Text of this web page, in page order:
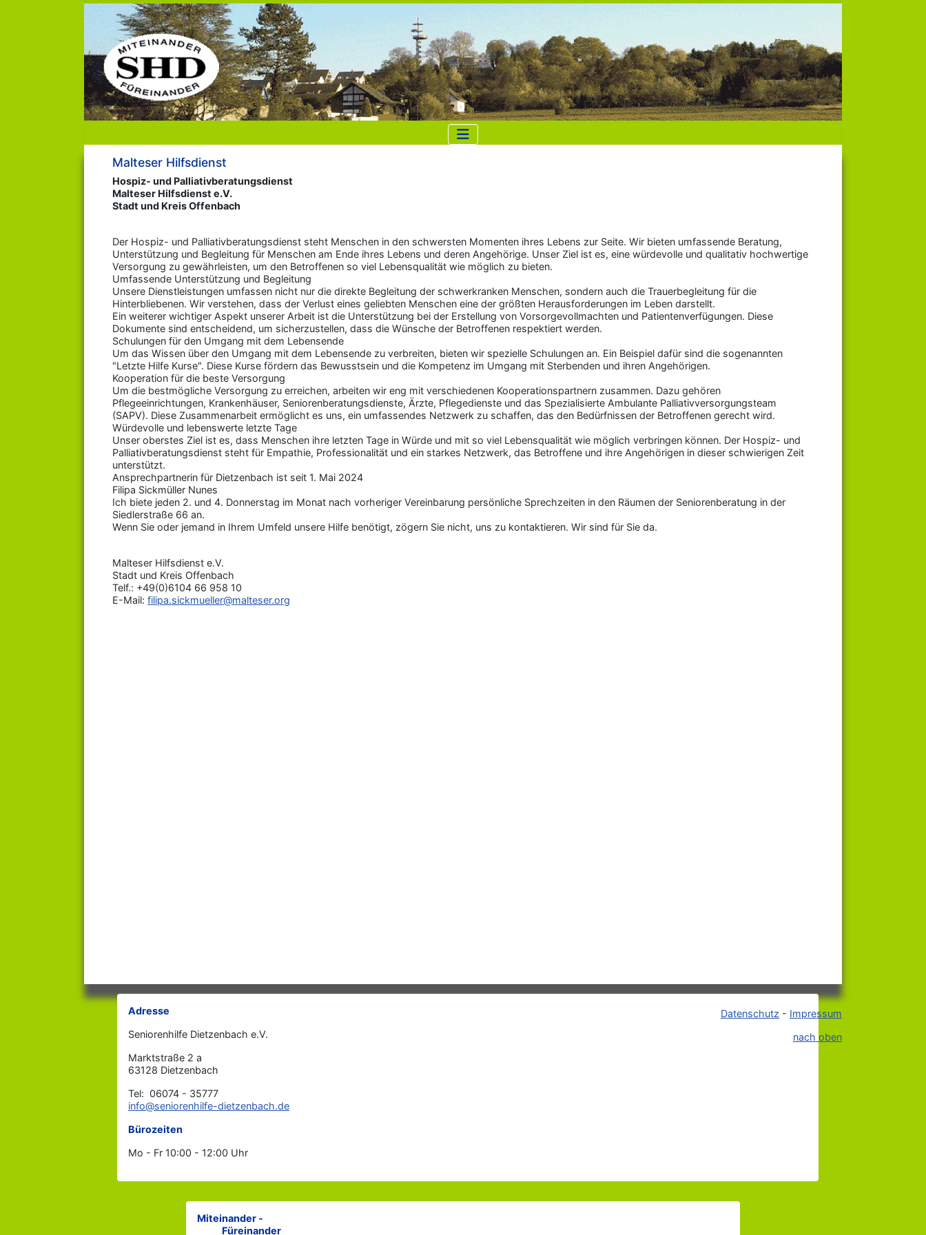
Miteinander -
Füreinander
Malteser Hilfsdienst
Hospiz- und Palliativberatungsdienst
Malteser Hilfsdienst e.V.
Stadt und Kreis Offenbach
Der Hospiz- und Palliativberatungsdienst steht Menschen in den schwersten Momenten ihres Lebens zur Seite. Wir bieten umfassende Beratung,
Unterstützung und Begleitung für Menschen am Ende ihres Lebens und deren Angehörige. Unser Ziel ist es, eine würdevolle und qualitativ hochwertige
Versorgung zu gewährleisten, um den Betroffenen so viel Lebensqualität wie möglich zu bieten.
Umfassende Unterstützung und Begleitung
Unsere Dienstleistungen umfassen nicht nur die direkte Begleitung der schwerkranken Menschen, sondern auch die Trauerbegleitung für die
Hinterbliebenen. Wir verstehen, dass der Verlust eines geliebten Menschen eine der größten Herausforderungen im Leben darstellt.
Ein weiterer wichtiger Aspekt unserer Arbeit ist die Unterstützung bei der Erstellung von Vorsorgevollmachten und Patientenverfügungen. Diese
Dokumente sind entscheidend, um sicherzustellen, dass die Wünsche der Betroffenen respektiert werden.
Schulungen für den Umgang mit dem Lebensende
Um das Wissen über den Umgang mit dem Lebensende zu verbreiten, bieten wir spezielle Schulungen an. Ein Beispiel dafür sind die sogenannten
"Letzte Hilfe Kurse". Diese Kurse fördern das Bewusstsein und die Kompetenz im Umgang mit Sterbenden und ihren Angehörigen.
Kooperation für die beste Versorgung
Um die bestmögliche Versorgung zu erreichen, arbeiten wir eng mit verschiedenen Kooperationspartnern zusammen. Dazu gehören
Pflegeeinrichtungen, Krankenhäuser, Seniorenberatungsdienste, Ärzte, Pflegedienste und das Spezialisierte Ambulante Palliativversorgungsteam
(SAPV). Diese Zusammenarbeit ermöglicht es uns, ein umfassendes Netzwerk zu schaffen, das den Bedürfnissen der Betroffenen gerecht wird.
Würdevolle und lebenswerte letzte Tage
Unser oberstes Ziel ist es, dass Menschen ihre letzten Tage in Würde und mit so viel Lebensqualität wie möglich verbringen können. Der Hospiz- und
Palliativberatungsdienst steht für Empathie, Professionalität und ein starkes Netzwerk, das Betroffene und ihre Angehörigen in dieser schwierigen Zeit
unterstützt.
Ansprechpartnerin für Dietzenbach ist seit 1. Mai 2024
Filipa Sickmüller Nunes
Ich biete jeden 2. und 4. Donnerstag im Monat nach vorheriger Vereinbarung persönliche Sprechzeiten in den Räumen der Seniorenberatung in der
Siedlerstraße 66 an.
Wenn Sie oder jemand in Ihrem Umfeld unsere Hilfe benötigt, zögern Sie nicht, uns zu kontaktieren. Wir sind für Sie da.
Malteser Hilfsdienst e.V.
Stadt und Kreis Offenbach
Telf.: +49(0)6104 66 958 10
E-Mail:filipa.sickmueller@malteser.org
Adresse
Seniorenhilfe Dietzenbach e.V.
Marktstraße 2 a
63128 Dietzenbach
Tel: 06074 - 35777
info@seniorenhilfe-dietzenbach.de
Bürozeiten
Mo - Fr 10:00 - 12:00 Uhr
Datenschutz - Impressum
nach oben